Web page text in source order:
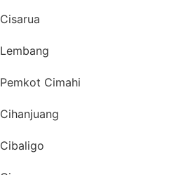
Cisarua
Lembang
Pemkot Cimahi
Cihanjuang
Cibaligo